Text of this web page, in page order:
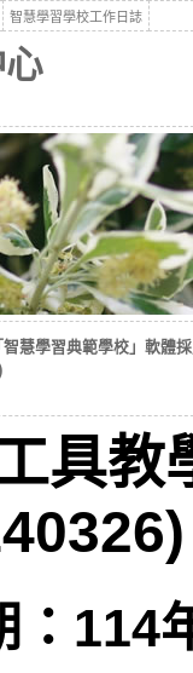
智慧學習學校工作日誌
慧學習典範學校」軟體
具教
：114